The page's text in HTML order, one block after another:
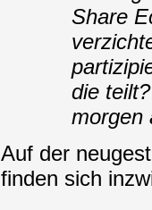
Share
die
morgen
Auf der
finden sich